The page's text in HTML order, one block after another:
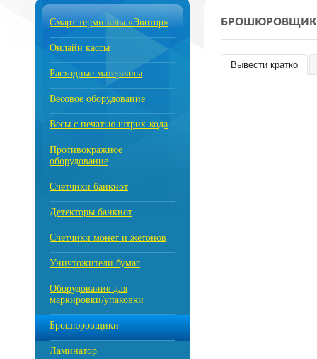
Смарт терминалы «Эвотор»
Онлайн кассы
Расходные материалы
Весовое оборудование
Весы с печатью штрих-кода
Противокражное
оборудование
Счетчики банкнот
Детекторы банкнот
Счетчики монет и жетонов
Уничтожители бумаг
Оборудование для
маркировки/упаковки
Брошюровщики
Ламинатор
Вывести кратко